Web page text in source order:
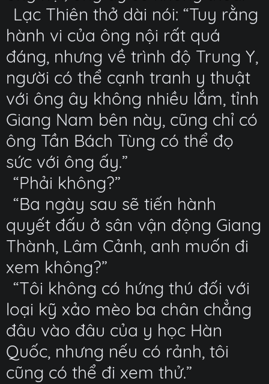
Lạc Thiên thở dài nói: “Tuy rằng
hành vi của ông nội rất quá
đáng, nhưng về trình độ Trung Y,
người có thể cạnh tranh y thuật
với ông ây không nhiều lắm, tỉnh
Giang Nam bên này, cũng chỉ có
ông Tần Bách Tùng có thể đọ
sức với ông ấy.”
“Phải không?”
“Ba ngày sau sẽ tiến hành
quyết đấu ở sân vận động Giang
Thành, Lâm Cảnh, anh muốn đi
xem không?”
“Tôi không có hứng thú đối với
loại kỹ xảo mèo ba chân chẳng
đâu vào đâu của y học Hàn
Quốc, nhưng nếu có rảnh, tôi
cũng có thể đi xem thử.”